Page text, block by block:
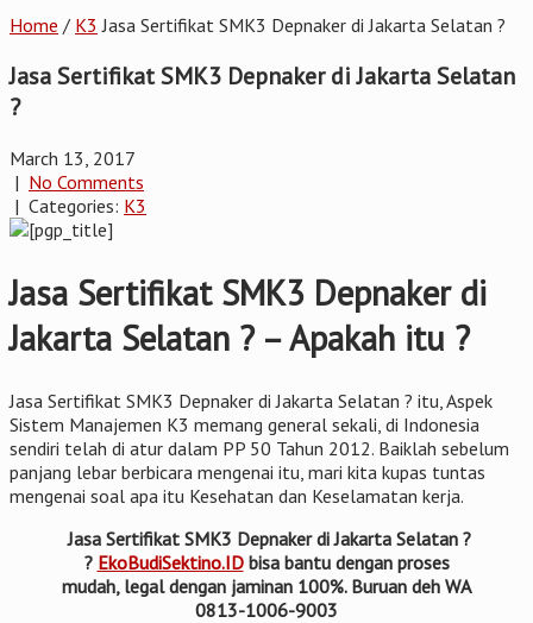
Home / K3 Jasa Sertifikat SMK3 Depnaker di Jakarta Selatan ?
Jasa Sertifikat SMK3 Depnaker di Jakarta Selatan
?
March 13, 2017
| No Comments
| Categories: K3
Jasa Sertifikat SMK3 Depnaker di
Jakarta Selatan ? – Apakah itu ?
Jasa Sertifikat SMK3 Depnaker di Jakarta Selatan ? itu, Aspek
Sistem Manajemen K3 memang general sekali, di Indonesia
sendiri telah di atur dalam PP 50 Tahun 2012. Baiklah sebelum
panjang lebar berbicara mengenai itu, mari kita kupas tuntas
mengenai soal apa itu Kesehatan dan Keselamatan kerja.
Jasa Sertifikat SMK3 Depnaker di Jakarta Selatan ?
? EkoBudiSektino.IDbisa bantu dengan proses
mudah, legal dengan jaminan 100%. Buruan deh WA
0813-1006-9003